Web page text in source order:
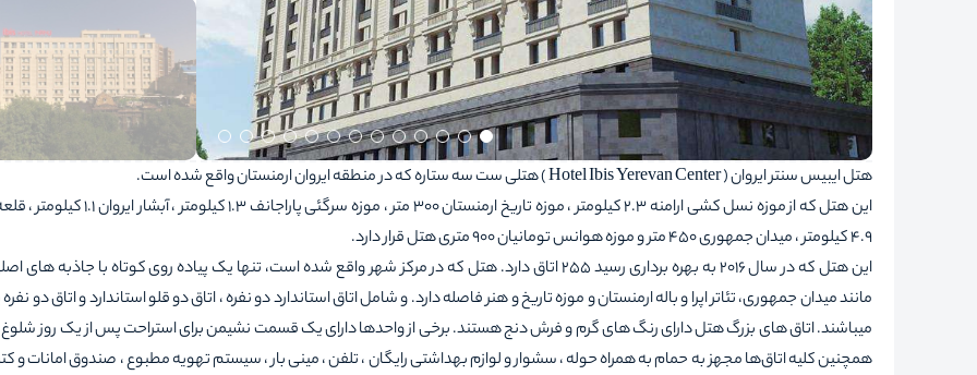
هتل ایبیس سنتر ایروان ( Hotel Ibis Yerevan Center ) هتلی ست سه ستاره که در منطقه ایروان ارمنستان واقع شده است.
این هتل که از موزه نسل کشی ارامنه 2.3 کیلومتر ، موزه تاریخ ارمنستان 300 متر ، موزه سرگئی
4.9 کیلومتر ، میدان جمهوری 450 متر و موزه هوانس تومانیان 900 متری هتل قرار دارد.
این هتل که در سال 2016 به بهره برداری رسید 255 اتاق دارد. هتل که در مرکز شهر واقع شده است، تنها یک پیاده روی کوتاه با جاذبه
مانند میدان جمهوری، تئاتر اپرا و باله ارمنستان و موزه تاریخ و هنر فاصله دارد. و شامل اتاق استاندارد دو نفره ، اتاق دو قلو استاندارد و اتاق دو
میباشند. اتاق های بزرگ هتل دارای رنگ های گرم و فرش دنج هستند. برخی از واحدها دارای یک قسمت نشیمن برای استراحت پس از یک روز
همچنین کلیه اتاق‌ها مجهز به حمام به همراه حوله ، سشوار و لوازم بهداشتی رایگان ، تلفن ، مینی بار ، سیستم تهویه مطبوع ، صندوق امانات و